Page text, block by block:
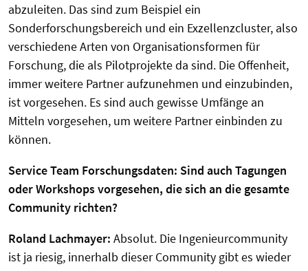
abzuleiten. Das sind zum Beispiel ein
Sonderforschungsbereich und ein Exzellenzcluster, also
verschiedene Arten von Organisationsformen für
Forschung, die als Pilotprojekte da sind. Die Offenheit,
immer weitere Partner aufzunehmen und einzubinden,
ist vorgesehen. Es sind auch gewisse Umfänge an
Mitteln vorgesehen, um weitere Partner einbinden zu
können.
Service Team Forschungsdaten: Sind auch Tagungen
oder Workshops vorgesehen, die sich an die gesamte
Community richten?
Roland Lachmayer: Absolut. Die Ingenieurcommunity
ist ja riesig, innerhalb dieser Community gibt es wieder